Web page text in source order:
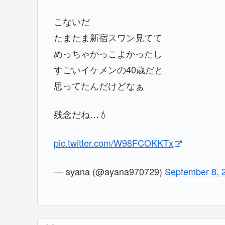
こないだ
たまたま新宿スワン見てて
めっちゃかっこよかったし
すごいイケメンの40歳だと
思ってたんだけどなぁ
残念だね…💧
pic.twitter.com/W98FCOKKTx
— ayana (@ayana970729) September 8,